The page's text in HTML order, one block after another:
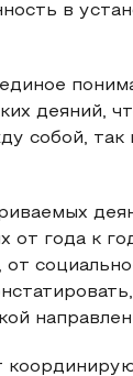
в
деяний,
собой,
от года к